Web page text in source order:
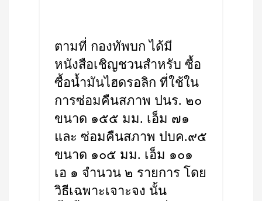
ตามที่ กองทัพบก ได้มี
หนังสือเชิญชวนสำหรับ ซื้อ
ซื้อน้ำมันไฮดรอลิก ที่ใช้ใน
การซ่อมคืนสภาพ ปนร. ๒๐
ขนาด ๑๕๕ มม. เอ็ม ๗๑
และ ซ่อมคืนสภาพ ปบค.๙๕
ขนาด ๑๐๕ มม. เอ็ม ๑๐๑
เอ ๑ จำนวน ๒ รายการ โดย
วิธีเฉพาะเจาะจง นั้น